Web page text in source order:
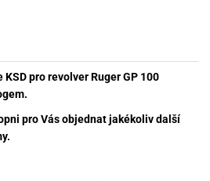
pro revolver Ruger GP 100
pro Vás objednat jakékoliv další